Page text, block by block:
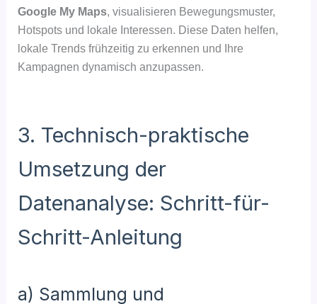
Google My Maps, visualisieren Bewegungsmuster,
Hotspots und lokale Interessen. Diese Daten helfen,
lokale Trends frühzeitig zu erkennen und Ihre
Kampagnen dynamisch anzupassen.
3. Technisch-praktische
Umsetzung der
Datenanalyse: Schritt-für-
Schritt-Anleitung
a) Sammlung und